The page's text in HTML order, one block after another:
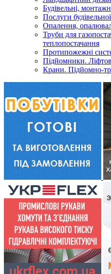
Будівельні,
Послуги
Опалення,
Труби для
теплопостачання
Протипожежні
Підйомники.
Крани. Підйомно-